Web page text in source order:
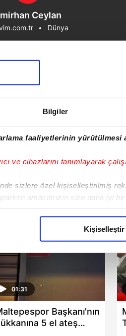
Bilgiler
faaliyetlerinin yürütülmesi
ve cihazlarını tanımlayarak
sizlere özel kişiselleştirilmiş
amacımızın size daha iyi
için İnternet Sitemizde
verileriniz işlenmekte olup
çerezler, sitemizin daha işlevsel
yer alan panel vasıtasıyla
Kişiselleştir
Ceylan
Dünya
01:31
Başkanı'nın
5 el ateş